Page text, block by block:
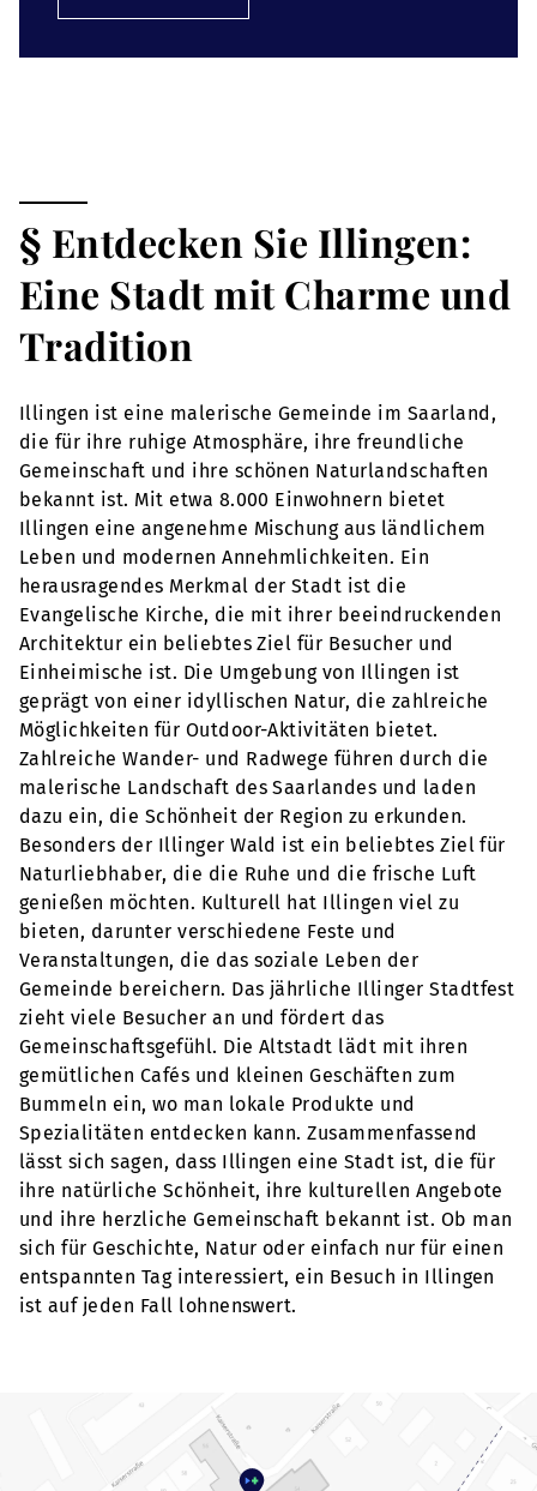
§ Entdecken Sie Illingen:
Eine Stadt mit Charme und
Tradition
Illingen ist eine malerische Gemeinde im Saarland,
die für ihre ruhige Atmosphäre, ihre freundliche
Gemeinschaft und ihre schönen Naturlandschaften
bekannt ist. Mit etwa 8.000 Einwohnern bietet
Illingen eine angenehme Mischung aus ländlichem
Leben und modernen Annehmlichkeiten. Ein
herausragendes Merkmal der Stadt ist die
Evangelische Kirche, die mit ihrer beeindruckenden
Architektur ein beliebtes Ziel für Besucher und
Einheimische ist. Die Umgebung von Illingen ist
geprägt von einer idyllischen Natur, die zahlreiche
Möglichkeiten für Outdoor-Aktivitäten bietet.
Zahlreiche Wander- und Radwege führen durch die
malerische Landschaft des Saarlandes und laden
dazu ein, die Schönheit der Region zu erkunden.
Besonders der Illinger Wald ist ein beliebtes Ziel für
Naturliebhaber, die die Ruhe und die frische Luft
genießen möchten. Kulturell hat Illingen viel zu
bieten, darunter verschiedene Feste und
Veranstaltungen, die das soziale Leben der
Gemeinde bereichern. Das jährliche Illinger Stadtfest
zieht viele Besucher an und fördert das
Gemeinschaftsgefühl. Die Altstadt lädt mit ihren
gemütlichen Cafés und kleinen Geschäften zum
Bummeln ein, wo man lokale Produkte und
Spezialitäten entdecken kann. Zusammenfassend
lässt sich sagen, dass Illingen eine Stadt ist, die für
ihre natürliche Schönheit, ihre kulturellen Angebote
und ihre herzliche Gemeinschaft bekannt ist. Ob man
sich für Geschichte, Natur oder einfach nur für einen
entspannten Tag interessiert, ein Besuch in Illingen
ist auf jeden Fall lohnenswert.